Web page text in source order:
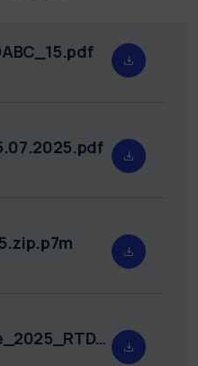
Nomina_Commissione_2025_RTDA_DABC_15.pdf